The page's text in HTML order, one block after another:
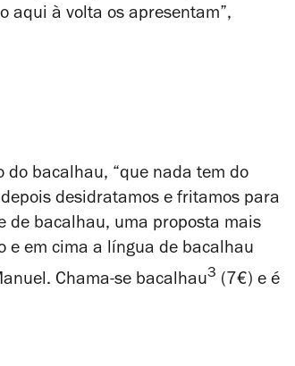
aqui à volta os apresentam”,
do bacalhau, “que nada tem do
desidratamos e fritamos para
de bacalhau, uma proposta mais
e em cima a língua de bacalhau
Chama-se bacalhau3 (7€) e é